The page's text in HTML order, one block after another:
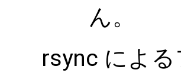
ん。
rsync によ